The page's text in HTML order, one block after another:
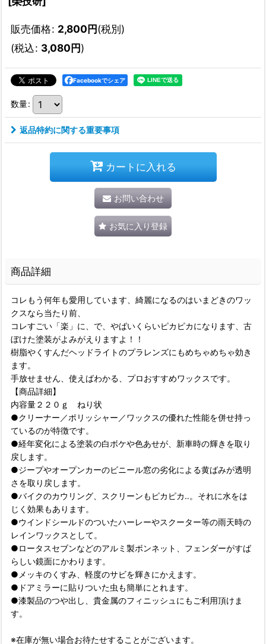
販売価格: 2,800円(税別)
(税込: 3,080円)
Facebookでシェア
数量:
返品特約に関する重要事項
カートに入れる
お問い合わせ
お気に入り登録
商品詳細
コレもう何年も愛用しています、綺麗になるのはいまどきのワッ
クスなら当たり前、
コレすごい「楽」に、で、やばいくらいピカピカになります、古
ぼけた塗装がよみがえりますよ！！
樹脂やくすんだヘッドライトのプラレンズにもめちゃめちゃ効き
ます。
手放せません、使えばわかる、プロおすすめワックスです。
【商品詳細】
内容量２２０ｇ ねり状
●クリーナー／ポリッシャー／ワックスの優れた性能を併せ持っ
ているのが特徴です。
●経年変化による塗装の白ボケや色あせが、新車時の輝きを取り
戻します。
●ジープやオープンカーのビニール窓の劣化による黄ばみが透明
さを取り戻します。
●バイクのカウリング、スクリーンもピカピカ‥。それに水をは
じく効果もあります。
●ウインドシールドのついたハーレーやスクーター等の雨天時の
レインワックスとして。
●ロータスセブンなどのアルミ製ボンネット、フェンダーがすば
らしい鏡面にかわります。
●メッキのくすみ、軽度のサビを輝きにかえます。
●ドアミラーに貼りついた虫も簡単にとれます。
●漆製品のつや出し、貴金属のフィニッシュにもご利用頂けま
す。
※在庫が無い場合お待たせすることがございます。